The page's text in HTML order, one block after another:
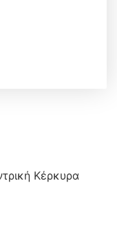
Κέρκυρα